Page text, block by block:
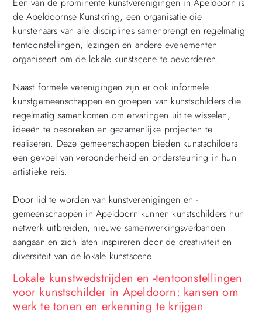
de Apeldoornse Kunstkring, een organisatie die
kunstenaars van alle disciplines samenbrengt en regelmatig
tentoonstellingen, lezingen en andere evenementen
organiseert om de lokale kunstscene te bevorderen.
Naast formele verenigingen zijn er ook informele
kunstgemeenschappen en groepen van kunstschilders die
regelmatig samenkomen om ervaringen uit te wisselen,
ideeën te bespreken en gezamenlijke projecten te
realiseren. Deze gemeenschappen bieden kunstschilders
een gevoel van verbondenheid en ondersteuning in hun
artistieke reis.
Door lid te worden van kunstverenigingen en -
gemeenschappen in Apeldoorn kunnen kunstschilders hun
netwerk uitbreiden, nieuwe samenwerkingsverbanden
aangaan en zich laten inspireren door de creativiteit en
diversiteit van de lokale kunstscene.
Lokale kunstwedstrijden en -tentoonstellingen
voor kunstschilder in Apeldoorn: kansen om
werk te tonen en erkenning te krijgen